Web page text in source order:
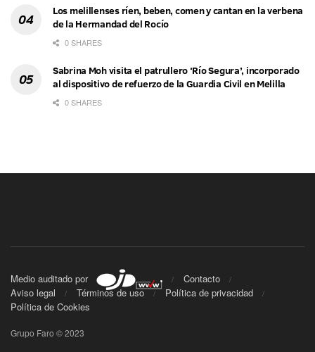
Los melillenses ríen, beben, comen y cantan en la verbena
de la Hermandad del Rocío
0 SHARES
Sabrina Moh visita el patrullero ‘Río Segura’, incorporado
al dispositivo de refuerzo de la Guardia Civil en Melilla
0 SHARES
Medio auditado por
Contacto
Aviso legal
Términos de uso
Política de privacidad
Política de Cookies
Grupo Faro © 2023